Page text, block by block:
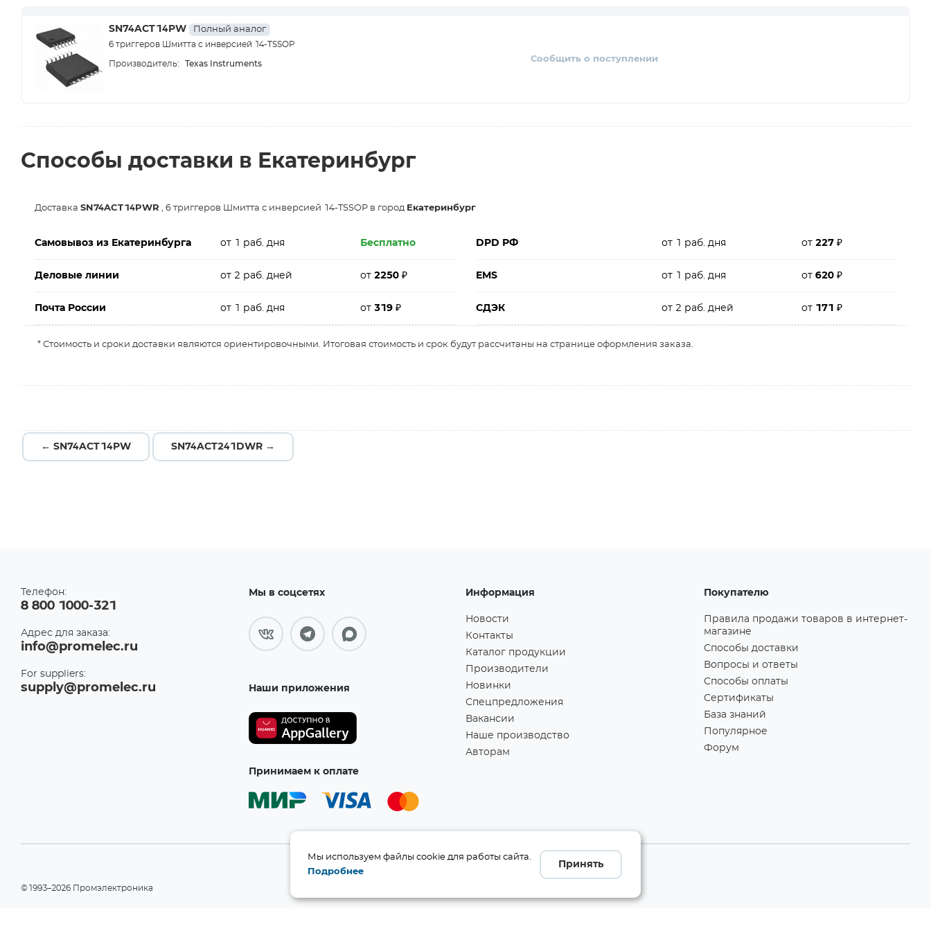
SN74ACT14PW Полный аналог
6 триггеров Шмитта с инверсией 14-TSSOP
Производитель: Texas Instruments Сообщить о поступлении
Способы доставки в Екатеринбург
Доставка SN74ACT14PWR , 6 триггеров Шмитта с инверсией 14-TSSOP в город Екатеринбург
Самовывоз из Екатеринбурга от 1 раб. дня Бесплатно DPD РФ от 1 раб. дня от227₽
Деловые линии от 2 раб. дней от2250₽ EMS от 1 раб. дня от620₽
Почта России от 1 раб. дня от319₽ СДЭК от 2 раб. дней от 171₽
* Стоимость и сроки доставки являются ориентировочными. Итоговая стоимость и срок будут рассчитаны на странице оформления заказа.
← SN74ACT14PW SN74ACT241DWR →
Телефон:
8 800 1000-321
Адрес для заказа:
info@promelec.ru
For suppliers:
supply@promelec.ru
Мы в соцсетях
Наши приложения
Принимаем к оплате
Информация
Новости
Контакты
Каталог продукции
Производители
Новинки
Спецпредложения
Вакансии
Наше производство
Авторам
Покупателю
Правила продажи товаров в интернет-
магазине
Способы доставки
Вопросы и ответы
Способы оплаты
Сертификаты
База знаний
Популярное
Форум
©1993–2026 Промэлектроника
Мы используем файлы cookie для работы сайта.
Подробнее
Принять